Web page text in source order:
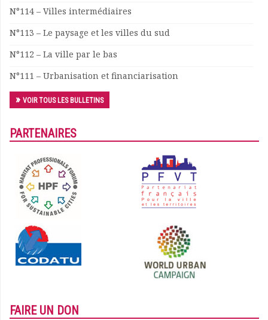
Evénements
Documents
Les adhérents
Offres d’emploi
Forum
Actualités
N°114 – Villes intermédiaires
N°113 – Le paysage et les villes du sud
N°112 – La ville par le bas
N°111 – Urbanisation et financiarisation
VOIR TOUS LES BULLETINS
PARTENAIRES
FAIRE UN DON